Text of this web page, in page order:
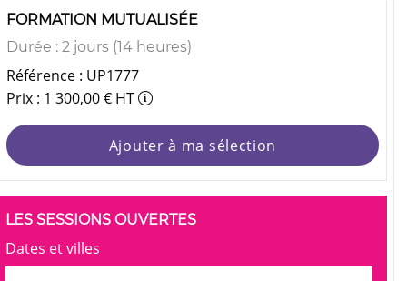
FORMATION MUTUALISÉE
Durée : 2 jours (14 heures)
Référence : UP1777
Prix : 1 300,00 € HT
Ajouter à ma sélection
LES SESSIONS OUVERTES
Dates et villes